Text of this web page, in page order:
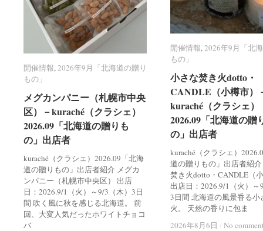
開催情報,2026年9月「北
もの」
小さな焚き火dotto・
CANDLE（小樽市）
kuraché（クラシェ）
2026.09「北海道の贈
の」出店者
kuraché（クラシェ）
道の贈りもの」出店者紹
焚き火dotto・CANDLE（
出店日：2026.9/1（火）～
3日間 北海道の風景香る小
火。 天然の香りに包ま
2026年8月6日 / No
開催情報 2026年9月「北
もの」
小さな焚き火dotto・
CANDLE（小樽市）
kuraché（クラシェ）
2026.09「北海道の贈
の」出店者
2026年8月6日 / No
開催情報,2026年9月「北海道の贈り
もの」
メグカンパニー（札幌市中央
区）－kuraché（クラシェ）
2026.09「北海道の贈りも
の」出店者
kuraché（クラシェ）2026.09「北海
道の贈りもの」出店者紹介 メグカ
ンパニー（札幌市中央区） 出店
日：2026.9/1（火）～9/3（木）3日
間 吹く風に秋を感じる北海道。 前
回、大変人気だったホワイトチョコ
バ
開催情報 2026年9月「北海道の贈り
もの」
メグカンパニー（札幌市中央
区）－kuraché（クラシェ）
2026.09「北海道の贈りも
の」出店者